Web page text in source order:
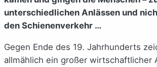
unterschiedlichen Anlässen und
den Schienenverkehr …
Gegen Ende des 19. Jahrhunderts
allmählich ein großer wirtschaftlicher